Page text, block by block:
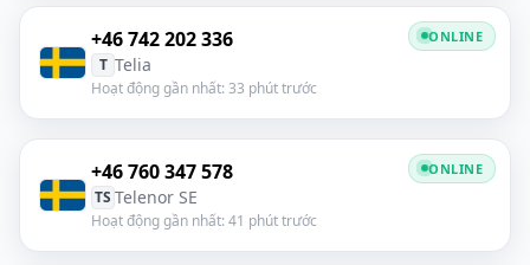
+46 742 202 336
T Telia
Hoạt động gần nhất: 33 phút trước
ONLINE
+46 760 347 578
TS Telenor SE
Hoạt động gần nhất: 41 phút trước
ONLINE